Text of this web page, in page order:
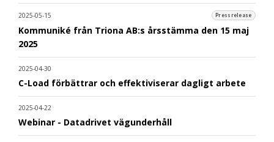
2025-05-15 Pressrelease
Kommuniké från Triona AB:s årsstämma den 15 maj
2025
2025-04-30
C-Load förbättrar och effektiviserar dagligt arbete
2025-04-22
Webinar - Datadrivet vägunderhåll